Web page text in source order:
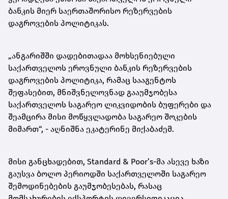
ბანკის მიერ საერთაშორისო რეზერვების
დაგროვების პოლიტიკას.
„ანგარიშში დადებითადაა მოხსენიებული
საქართველოს ეროვნული ბანკის რეზერვების
დაგროვების პოლიტიკა, რამაც სააგენტოს
შეფასებით, მნიშვნელოვნად გააუმჯობესა
საქართველოს საგარეო ლიკვიდობის ბუფერები და
შეამცირა მისი მოწყვლადობა საგარეო შოკების
მიმართ“, - აღნიშნა ეკატერინე მიქაბაძემ.
მისი განცხადებით, Standard & Poor’s-მა ასევე ხაზი
გაუსვა ბოლო პერიოდში საქართველოში საგარეო
შემოდინებების გაუმჯობესებას, რასაც